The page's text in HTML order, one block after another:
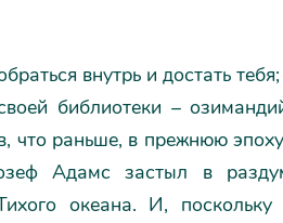
внутрь и достать
библиотеки –
что раньше, в прежнюю
Адамс застыл в
океана. И,